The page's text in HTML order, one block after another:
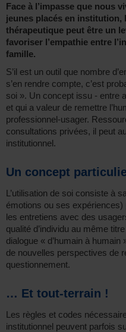
Face à l’impasse que nous
jeunes placés en institution,
thérapeutique peut être un
favoriser l’empathie entre
famille.
S’il est un outil que nombre
s’en rendre compte, c’est
soi ». Un concept issu - entre
et qui a valeur de remettre
professionnel-usager.
consultations privées, il peut
institutionnel.
Un concept
L’utilisation de soi consiste à
émotions ou ses
les entretiens avec des
qualité d’individu au même
dialogue « d’humain à
de nouvelles perspectives de
questionnement.
… Et tout-terrain !
Les règles et codes
institutionnel peuvent parfois